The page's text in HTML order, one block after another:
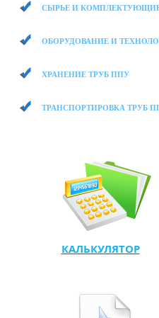
СЫРЬЕ И
ОБОРУДОВАНИЕ И
ХРАНЕНИЕ ТРУБ ППУ
ТРАНСПОРТИРОВКА ТРУБ
КАЛЬКУЛЯТОР